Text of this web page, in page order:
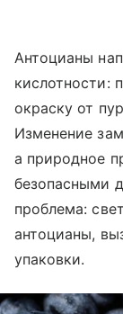
Антоцианы
кислотности:
окраску от
Изменение
а природное
безопасными
проблема:
антоцианы,
упаковки.